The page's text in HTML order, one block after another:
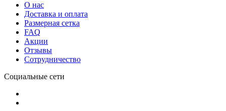
О нас
Доставка и оплата
Размерная сетка
FAQ
Акции
Отзывы
Сотрудничество
Социальные сети